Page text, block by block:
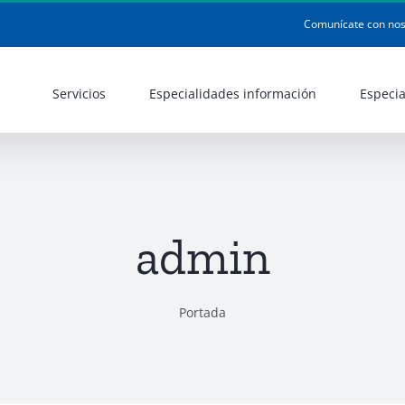
Comunícate con
Servicios Especialidades información
admin
Portada